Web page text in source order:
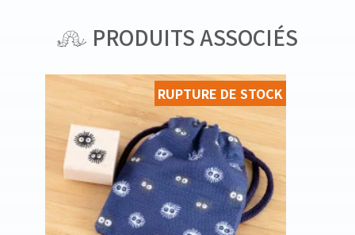
PRODUITS ASSOCIÉS
RUPTURE DE STOCK